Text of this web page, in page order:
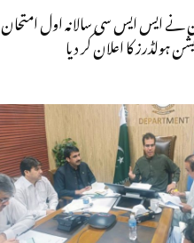
نے ایس ایس سی سالانہ اول امتحان